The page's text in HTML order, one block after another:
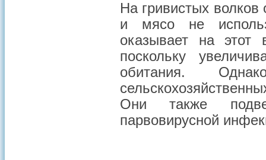
На гривистых волков
и мясо не
оказывает на этот
поскольку
обитания.
Они также
парвовирусной